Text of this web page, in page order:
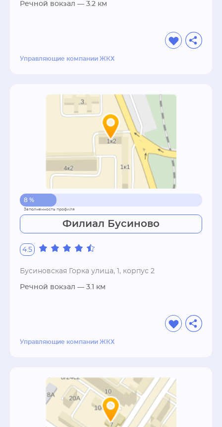
Речной вокзал — 3.2 км
Управляющие компании ЖКХ
8 %
Филиал Бусиново
4.5
Бусиновская Горка улица, 1, корпус 2
Речной вокзал — 3.1 км
Управляющие компании ЖКХ